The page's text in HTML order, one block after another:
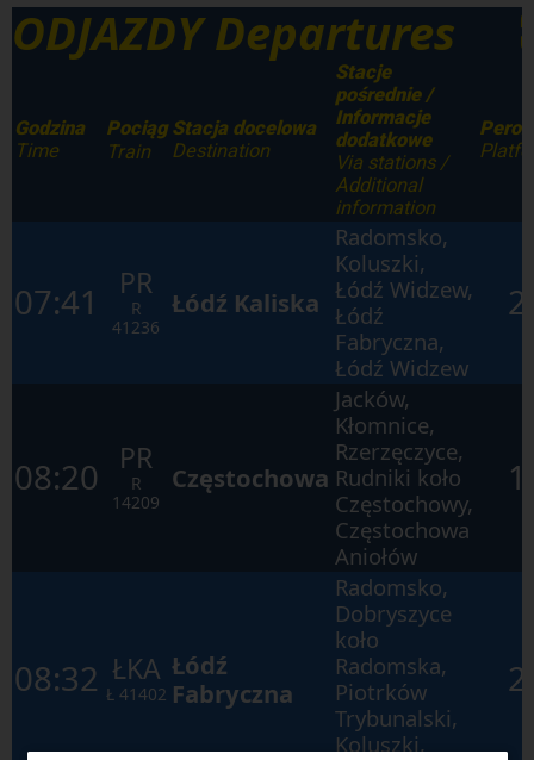
ODJAZDY Departures
Godzina
Time
Pociąg
Train
Stacja docelowa
Destination
Stacje
pośrednie /
Informacje
dodatkowe
Via stations /
Additional
information
Peron
07:41 PR
R
41236
Łódź Kaliska
Radomsko,
Koluszki,
Łódź Widzew,
Łódź
Fabryczna,
Łódź Widzew
2
08:20 PR
R
14209
Częstochowa
Jacków,
Kłomnice,
Rzerzęczyce,
Rudniki koło
Częstochowy,
Częstochowa
Aniołów
1
08:32 ŁKA
Ł 41402
Łódź
Fabryczna
Radomsko,
Dobryszyce
koło
Radomska,
Piotrków
Trybunalski,
Koluszki,
2